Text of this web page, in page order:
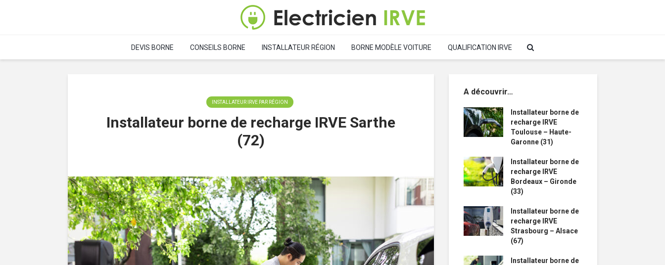
DEVIS BORNE CONSEILS BORNE INSTALLATEUR RÉGION BORNE MODÈLE VOITURE QUALIFICATION IRVE
INSTALLATEUR IRVE PAR RÉGION
Installateur borne de recharge IRVE Sarthe
(72)
A découvrir…
Installateur borne de
recharge IRVE
Toulouse – Haute-
Garonne (31)
Installateur borne de
recharge IRVE
Bordeaux – Gironde
(33)
Installateur borne de
recharge IRVE
Strasbourg – Alsace
(67)
Installateur borne de